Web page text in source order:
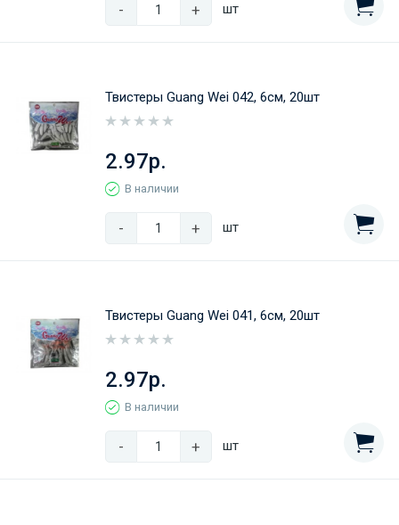
- + шт
Твистеры Guang Wei 042, 6см, 20шт
2.97р.
В наличии
- + шт
Твистеры Guang Wei 041, 6см, 20шт
2.97р.
В наличии
- + шт